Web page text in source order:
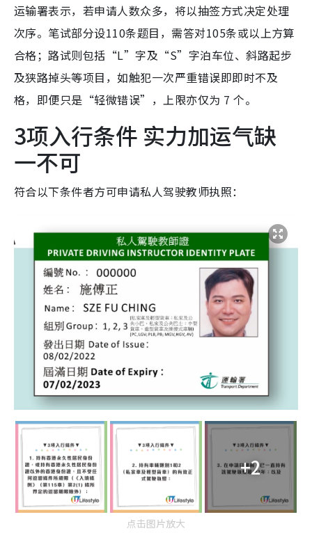
运输署表示，若申请人数众多，将以抽签方式决定处理
次序。笔试部分设110条题目，需答对105条或以上方算
合格；路试则包括“L”字及“S”字泊车位、斜路起步
及狭路掉头等项目，如触犯一次严重错误即即时不及
格，即便只是“轻微错误”，上限亦仅为 7 个。
3项入行条件 实力加运气缺
一不可
符合以下条件者方可申请私人驾驶教师执照：
+2
点击图片放大